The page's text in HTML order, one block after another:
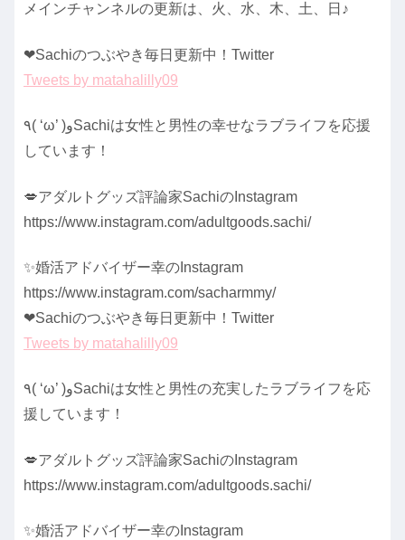
メインチャンネルの更新は、火、水、木、土、日♪
❤︎Sachiのつぶやき毎日更新中！Twitter
Tweets by matahalilly09
٩( ‘ω’ )وSachiは女性と男性の幸せなラブライフを応援
しています！
💋アダルトグッズ評論家SachiのInstagram
https://www.instagram.com/adultgoods.sachi/
✨婚活アドバイザー幸のInstagram
https://www.instagram.com/sacharmmy/
❤︎Sachiのつぶやき毎日更新中！Twitter
Tweets by matahalilly09
٩( ‘ω’ )وSachiは女性と男性の充実したラブライフを応
援しています！
💋アダルトグッズ評論家SachiのInstagram
https://www.instagram.com/adultgoods.sachi/
✨婚活アドバイザー幸のInstagram